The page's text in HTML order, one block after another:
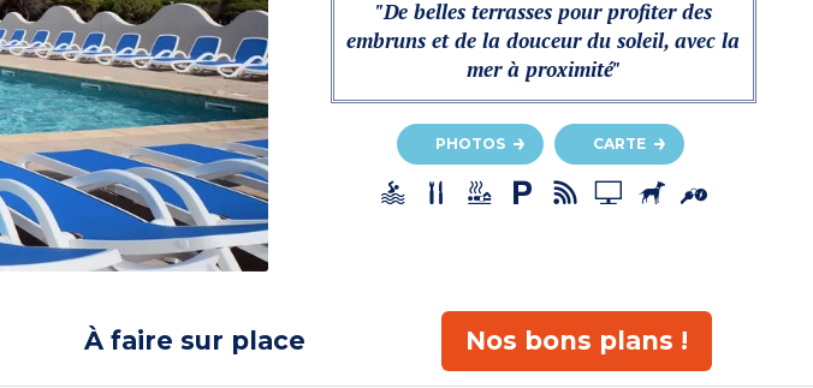
"De belles terrasses pour profiter des
embruns et de la douceur du soleil, avec la
mer à proximité"
PHOTOS CARTE
À faire sur place Nos bons plans !